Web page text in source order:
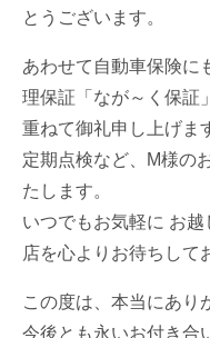
とうございます。
あわせて自動車保険に
理保証「なが～く保証
重ねて御礼申し上げま
定期点検など、M様の
たします。
いつでもお気軽に お
店を心よりお待ちして
この度は、本当にあり
今後とも永いお付き合